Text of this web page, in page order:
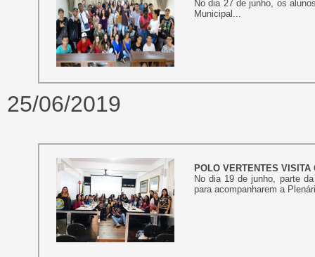
No dia 27 de junho, os
Municipal...
25/06/2019
POLO VERTENTES
No dia 19 de junho, parte
para acompanharem a